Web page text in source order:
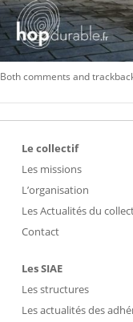
Both comments and
Le collectif
Les missions
L’organisation
Les Actualités du
Contact
Les SIAE
Les structures
Les actualités des